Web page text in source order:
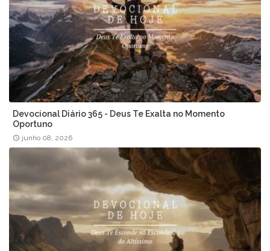
Devocional Diário 365 - Deus Te Exalta no Momento
Oportuno
junho 08, 2026